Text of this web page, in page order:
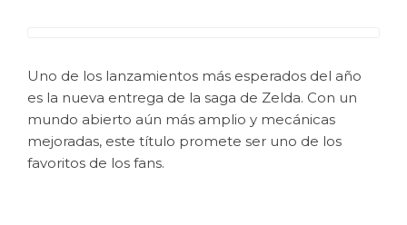
Uno de los lanzamientos más esperados del año
es la nueva entrega de la saga de Zelda. Con un
mundo abierto aún más amplio y mecánicas
mejoradas, este título promete ser uno de los
favoritos de los fans.